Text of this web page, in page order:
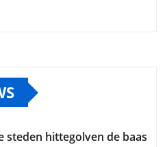
steden hittegolven de baas